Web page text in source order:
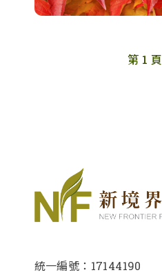
第 1 頁
統一編號：17144190